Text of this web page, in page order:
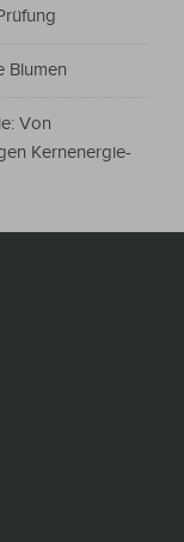
Blumen
Von
Kernenergie-